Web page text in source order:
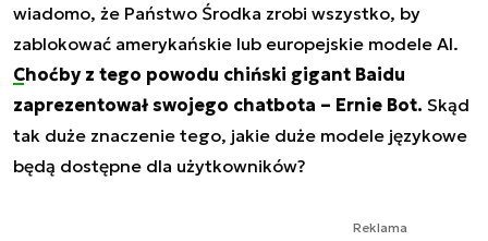
wiadomo, że Państwo Środka zrobi wszystko, by
zablokować amerykańskie lub europejskie modele AI.
Choćby z tego powodu chiński gigant Baidu
zaprezentował swojego chatbota – Ernie Bot. Skąd
tak duże znaczenie tego, jakie duże modele językowe
będą dostępne dla użytkowników?
Reklama